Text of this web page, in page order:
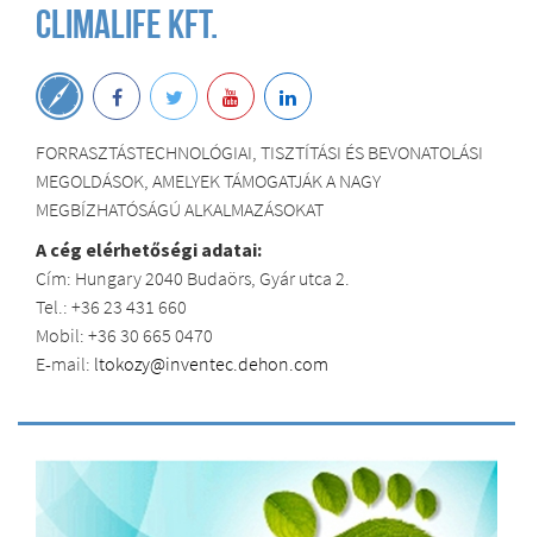
Climalife Kft.
FORRASZTÁSTECHNOLÓGIAI, TISZTÍTÁSI ÉS BEVONATOLÁSI
MEGOLDÁSOK, AMELYEK TÁMOGATJÁK A NAGY
MEGBÍZHATÓSÁGÚ ALKALMAZÁSOKAT
A cég elérhetőségi adatai:
Cím: Hungary 2040 Budaörs, Gyár utca 2.
Tel.: +36 23 431 660
Mobil: +36 30 665 0470
E-mail: ltokozy@inventec.dehon.com